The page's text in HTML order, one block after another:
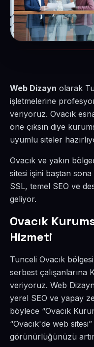
Web Dizayn olarak
işletmelerine
veriyoruz. Ovacık
öne çıksın diye
uyumlu siteler
Ovacık ve yakın
sitesi işini baştan
SSL, temel SEO ve
geliyor.
Ovacık
Hizmeti
Tunceli Ovacık
serbest çalışanlarına
veriyoruz. Web
yerel SEO ve yapay
böylece “Ovacık
“Ovacık'de web
görünürlüğünüzü